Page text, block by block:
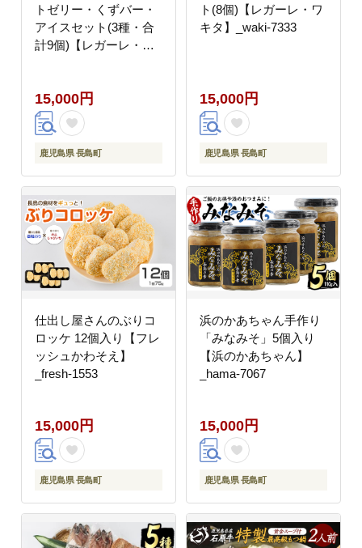
トゼリー・くずバー・
アイスセット(3種・合
計9個)【レガーレ・ワ
15,000円
鹿児島県 長島町
ト(8個)【レガーレ・ワ
キタ】_waki-7333
15,000円
鹿児島県 長島町
仕出し屋さんのぶりコ
ロッケ 12個入り【フレ
ッシュかわそえ】
_fresh-1553
15,000円
鹿児島県 長島町
浜のかあちゃん手作り
「みなみそ」5個入り
【浜のかあちゃん】
_hama-7067
15,000円
鹿児島県 長島町